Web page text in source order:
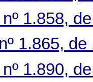
1.858,
1.865,
1.890,